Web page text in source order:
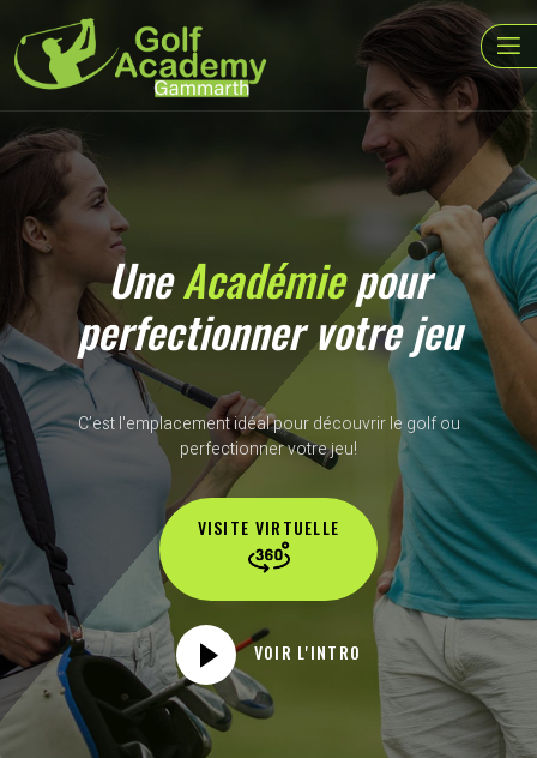
UneAcadémiepour
perfectionner votre jeu
C’est l'emplacement idéal pour découvrir le golf ou
perfectionner votre jeu!
VISITE VIRTUELLE
VOIR L'INTRO